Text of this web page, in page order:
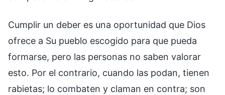
Cumplir un deber es una oportunidad que Dios
ofrece a Su pueblo escogido para que pueda
formarse, pero las personas no saben valorar
esto. Por el contrario, cuando las podan, tienen
rabietas; lo combaten y claman en contra; son